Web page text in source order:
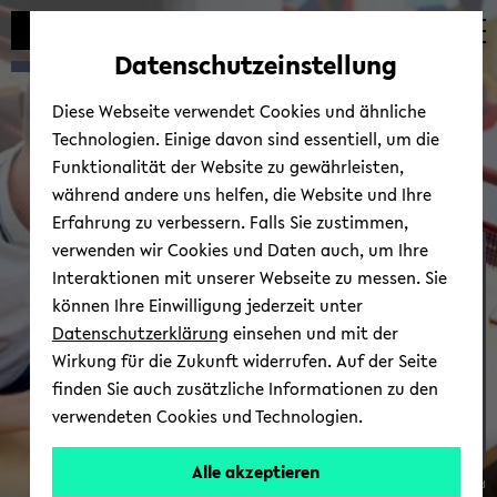
Automatische
vermeiden
zum
wechseln
zum
wechseln
zum
wechseln
iTIME - Mit­glie­der und
Vor­stand
© Uni­ver­si­tät Bie­le­feld
Datenschutzeinstellung
Diese Webseite verwendet Cookies und ähnliche
Technologien. Einige davon sind essentiell, um die
Funktionalität der Website zu gewährleisten,
während andere uns helfen, die Website und Ihre
Erfahrung zu verbessern. Falls Sie zustimmen,
verwenden wir Cookies und Daten auch, um Ihre
Interaktionen mit unserer Webseite zu messen. Sie
können Ihre Einwilligung jederzeit unter
Datenschutzerklärung einsehen und mit der
Wirkung für die Zukunft widerrufen. Auf der Seite
finden Sie auch zusätzliche Informationen zu den
verwendeten Cookies und Technologien.
Alle akzeptieren